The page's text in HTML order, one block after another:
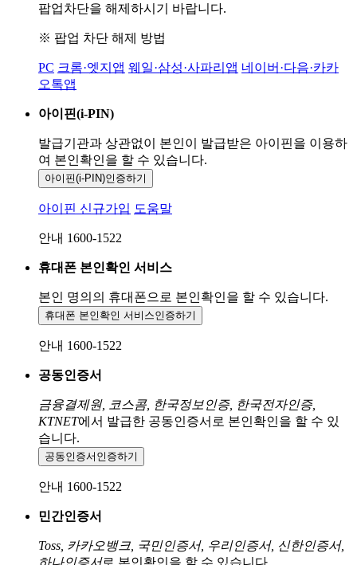
팝업차단을 해제하시기 바랍니다.
※ 팝업 차단 해제 방법
PC 크롬·엣지앱 웨일·삼성·사파리앱 네이버·다음·카카
오톡앱
아이핀(i-PIN)
발급기관과 상관없이 본인이 발급받은 아이핀을 이용하
여 본인확인을 할 수 있습니다.
아이핀(i-PIN)인증하기
아이핀 신규가입 도움말
안내 1600-1522
휴대폰 본인확인 서비스
본인 명의의 휴대폰으로 본인확인을 할 수 있습니다.
휴대폰 본인확인 서비스인증하기
안내 1600-1522
공동인증서
금융결제원, 코스콤, 한국정보인증, 한국전자인증,
KTNET에서 발급한 공동인증서로 본인확인을 할 수 있
습니다.
공동인증서 인증하기
안내 1600-1522
민간인증서
Toss, 카카오뱅크, 국민인증서, 우리인증서, 신한인증서,